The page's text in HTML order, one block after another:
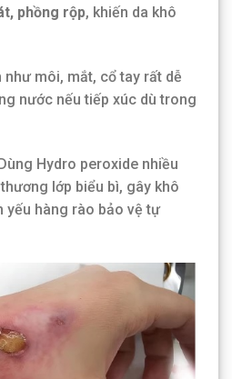
phồng rộp, khiến da khô
như môi, mắt, cổ tay rất dễ
nước nếu tiếp xúc dù trong
Hydro peroxide nhiều
lớp biểu bì, gây khô
yếu hàng rào bảo vệ tự